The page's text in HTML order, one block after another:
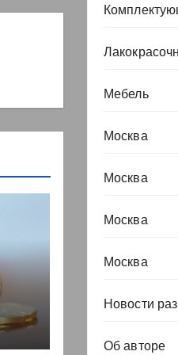
но
Мебель
Москва
Москва
Москва
Москва
Новости
Об авторе